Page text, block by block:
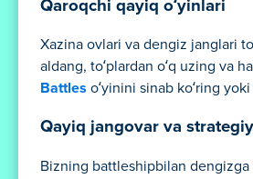
Qaroqchi qayiq o‘yinlari
Xazina ovlari va dengiz janglari
aldang, to‘plardan o‘q uzing va
Battles o‘yinini sinab ko‘ring
Qayiq jangovar va
Bizning battleshipbilan dengizga